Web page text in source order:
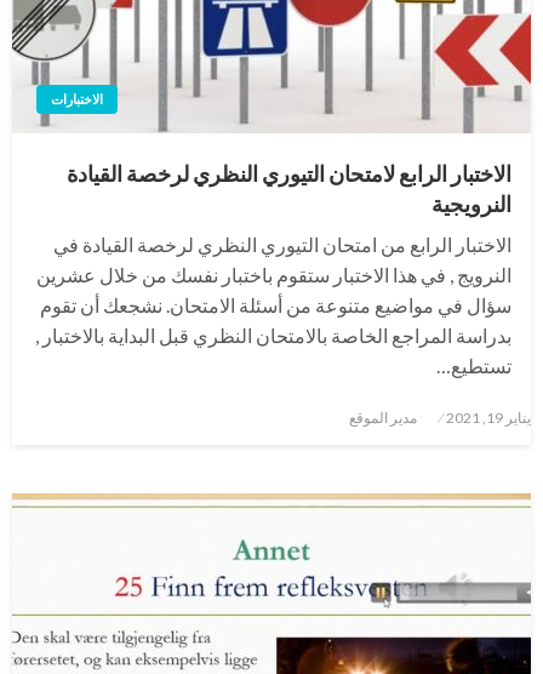
الاختبارات
الاختبار الرابع لامتحان التيوري النظري لرخصة القيادة
النرويجية
الاختبار الرابع من امتحان التيوري النظري لرخصة القيادة في
النرويج , في هذا الاختبار ستقوم باختبار نفسك من خلال عشرين
سؤال في مواضيع متنوعة من أسئلة الامتحان. نشجعك أن تقوم
بدراسة المراجع الخاصة بالامتحان النظري قبل البداية بالاختبار ,
تستطيع…
نُشر
يناير 19, 2021 مدير الموقع